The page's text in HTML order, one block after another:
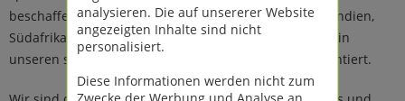
beschaffen wir dabei in Ländern wie China, Vietnam, Indien,
Südafrika und Portugal. Ein faszinierender Stil-Mix ist in
unseren saisonal wechselnden Sortimenten also garantiert.
analysieren. Die auf unsererer Website
angezeigten Inhalte sind nicht
personalisiert.
Diese Informationen werden nicht zum
Zwecke der Werbung und Analyse an